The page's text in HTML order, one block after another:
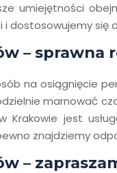
umiejętności
dostosowujemy
– sprawna
na osiągnięcie
marnować
Krakowie jest
znajdziemy
–